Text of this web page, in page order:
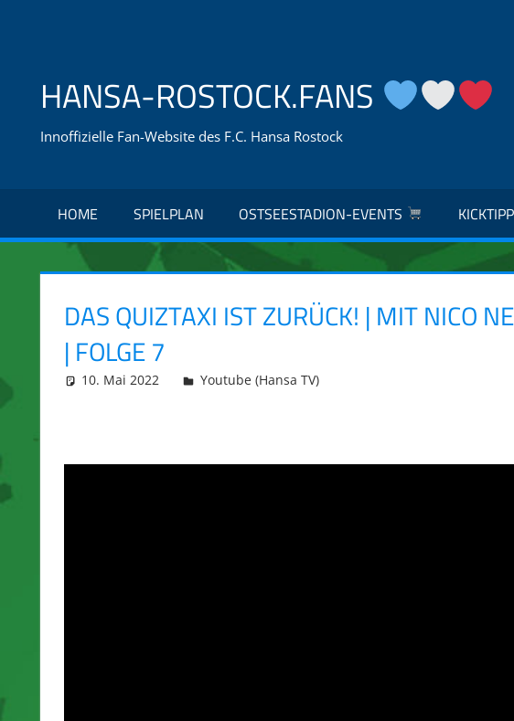
HANSA-ROSTOCK.FANS
Innoffizielle Fan-Website des F.C. Hansa Rostock
HOME SPIELPLAN OSTSEESTADION-EVENTS
DAS QUIZTAXI IST ZURÜCK! | MIT NICO
| FOLGE 7
10. Mai 2022 integromat
Youtube (Hansa TV)